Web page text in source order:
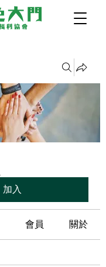
加入
會員 關於